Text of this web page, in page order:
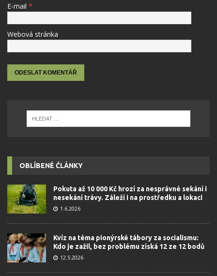
E-mail *
Webová stránka
OBLÍBENÉ ČLÁNKY
Pokuta až 10 000 Kč hrozí za nesprávné sekání i
nesekání trávy. Záleží i na prostředku a lokaci
1.6.2026
Kvíz na téma pionýrské tábory za socialismu:
Kdo je zažil, bez problému získá 12 ze 12 bodů
12.5.2026